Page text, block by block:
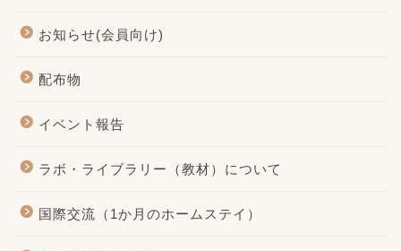
お知らせ(会員向け)
配布物
イベント報告
ラボ・ライブラリー（教材）について
国際交流（1か月のホームステイ）